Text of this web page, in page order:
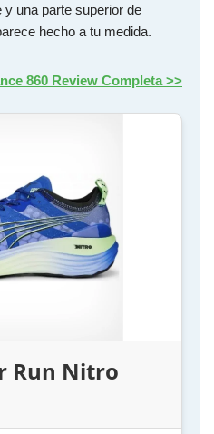
y una parte superior de
hecho a tu medida.
860 Review Completa >>
Run Nitro